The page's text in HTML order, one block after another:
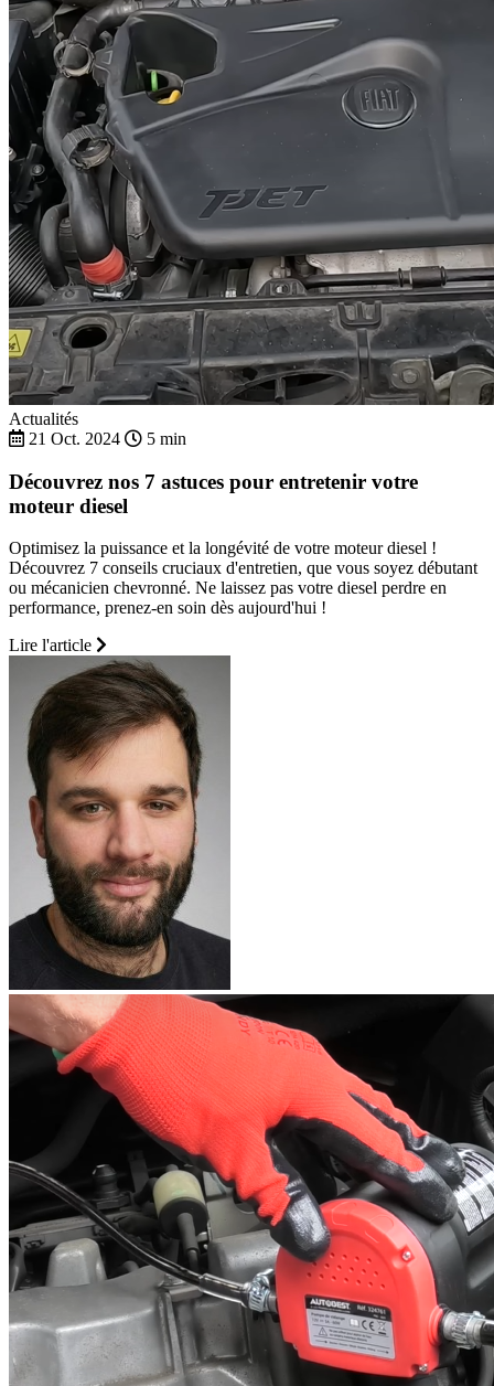
Actualités
21 Oct. 2024
5 min
Découvrez nos 7 astuces pour entretenir votre
moteur diesel
Optimisez la puissance et la longévité de votre moteur diesel !
Découvrez 7 conseils cruciaux d'entretien, que vous soyez débutant
ou mécanicien chevronné. Ne laissez pas votre diesel perdre en
performance, prenez-en soin dès aujourd'hui !
Lire l'article